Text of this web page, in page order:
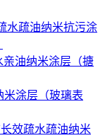
水疏油纳米抗污涂
亲油纳米涂层（搪
米涂层（玻璃表
效疏水疏油纳米